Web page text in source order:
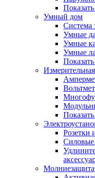
Умный дом
Система
Умные
Умные
Умные
Розетки
Силовые
Молниезащита